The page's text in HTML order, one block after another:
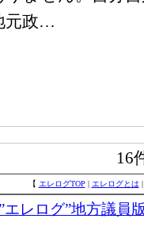
元政…
16
【 エレログTOP | エレログとは
エレログ”地方議員